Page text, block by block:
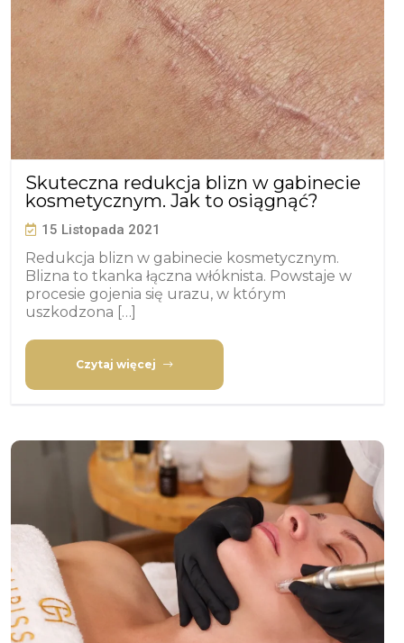
Skuteczna redukcja blizn w gabinecie
kosmetycznym. Jak to osiągnąć?
15 Listopada 2021
Redukcja blizn w gabinecie kosmetycznym.
Blizna to tkanka łączna włóknista. Powstaje w
procesie gojenia się urazu, w którym
uszkodzona […]
Czytaj więcej